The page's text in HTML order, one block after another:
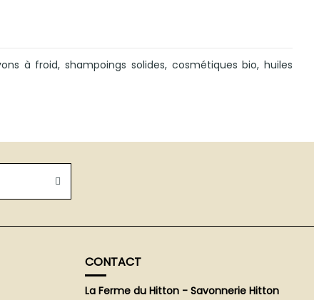
à froid, shampoings solides, cosmétiques bio, huiles
CONTACT
La Ferme du Hitton - Savonnerie Hitton